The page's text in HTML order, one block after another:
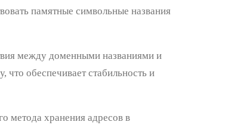
памятные символьные названия
между доменными названиями и
обеспечивает стабильность и
метода хранения адресов в